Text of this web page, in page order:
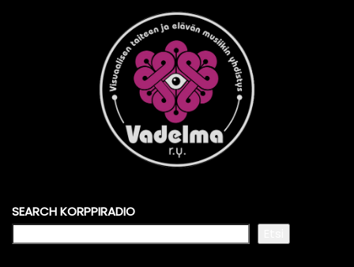
SEARCH KORPPIRADIO